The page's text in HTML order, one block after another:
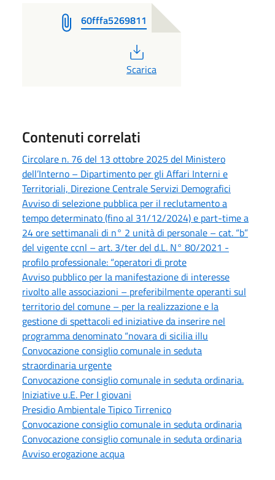
60fffa5269811
PDF
Scarica
Contenuti correlati
Circolare n. 76 del 13 ottobre 2025 del Ministero
dell’Interno – Dipartimento per gli Affari Interni e
Territoriali, Direzione Centrale Servizi Demografici
Avviso di selezione pubblica per il reclutamento a
tempo determinato (fino al 31/12/2024) e part-time a
24 ore settimanali di n° 2 unità di personale – cat. “b”
del vigente ccnl – art. 3/ter del d.L. N° 80/2021 -
profilo professionale: “operatori di prote
Avviso pubblico per la manifestazione di interesse
rivolto alle associazioni – preferibilmente operanti sul
territorio del comune – per la realizzazione e la
gestione di spettacoli ed iniziative da inserire nel
programma denominato “novara di sicilia illu
Convocazione consiglio comunale in seduta
straordinaria urgente
Convocazione consiglio comunale in seduta ordinaria.
Iniziative u.E. Per I giovani
Presidio Ambientale Tipico Tirrenico
Convocazione consiglio comunale in seduta ordinaria
Convocazione consiglio comunale in seduta ordinaria
Avviso erogazione acqua